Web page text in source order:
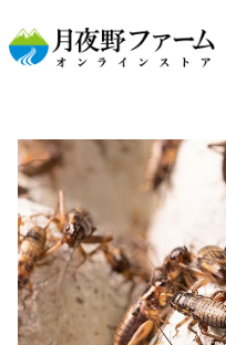
【活餌】フタホシコオロギ S 100g